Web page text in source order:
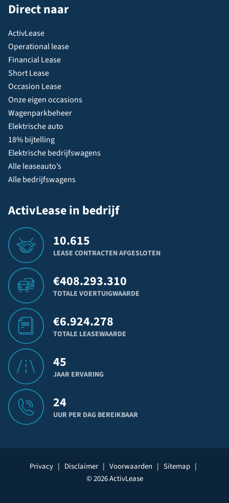
Direct naar
ActivLease
Operational lease
Financial Lease
Short Lease
Occasion Lease
Onze eigen occasions
Wagenparkbeheer
Elektrische auto
18% bijtelling
Elektrische bedrijfswagens
Alle leaseauto’s
Alle bedrijfswagens
ActivLease in bedrijf
10.615
LEASE CONTRACTEN AFGESLOTEN
€408.293.310
TOTALE VOERTUIGWAARDE
€6.924.278
TOTALE LEASEWAARDE
45
JAAR ERVARING
24
UUR PER DAG BEREIKBAAR
Privacy | Disclaimer | Voorwaarden | Sitemap |
© 2026 ActivLease